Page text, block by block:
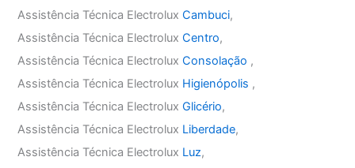
Assistência Técnica ElectroluxCambuci,
Assistência Técnica ElectroluxCentro,
Assistência Técnica ElectroluxConsolação ,
Assistência Técnica Electrolux Higienópolis ,
Assistência Técnica ElectroluxGlicério,
Assistência Técnica Electrolux Liberdade,
Assistência Técnica Electrolux Luz,